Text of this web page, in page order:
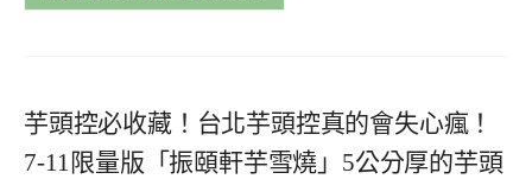
芋頭控必收藏！台北芋頭控真的會失心瘋！
7-11限量版「振頤軒芋雪燒」5公分厚的芋頭